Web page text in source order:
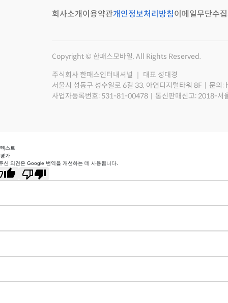
회사소개이용약관개인정보처리방침이메일무단수
Copyright © 한패스모바일. All Rights Reserved.
주식회사 한패스인터내셔널 ｜ 대표 성대경
서울시 성동구 성수일로 6길 33, 아연디지털타워 8F
문의:
사업자등록번호: 531-81-00478
통신판매신고: 2018-서
스트
가
신 의견은 Google 번역을 개선하는 데 사용됩니다.